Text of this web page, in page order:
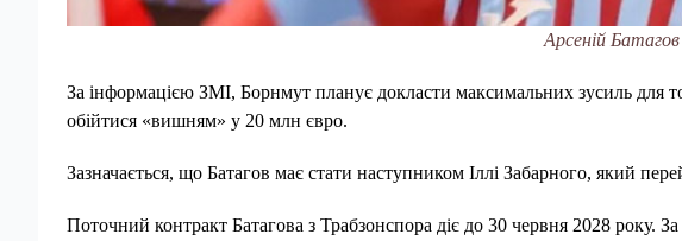
Арсеній Батагов
За інформацією ЗМІ, Борнмут планує докласти максимальних зусиль для
обійтися «вишням» у 20 млн євро.
Зазначається, що Батагов має стати наступником Іллі Забарного, який
Поточний контракт Батагова з Трабзонспора діє до 30 червня 2028 року.